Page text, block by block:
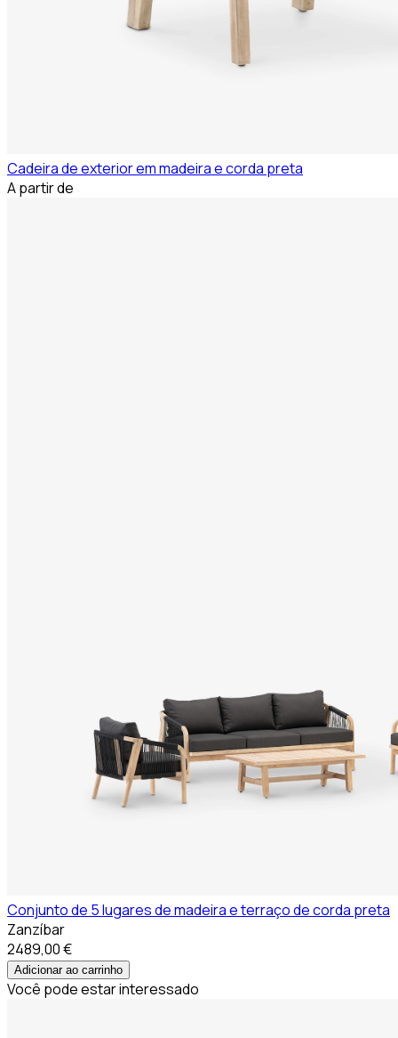
Cadeira de exterior em madeira e corda preta
A partir de
Conjunto de 5 lugares de madeira e terraço de corda preta
Zanzíbar
2489,00 €
Adicionar ao carrinho
Você pode estar interessado